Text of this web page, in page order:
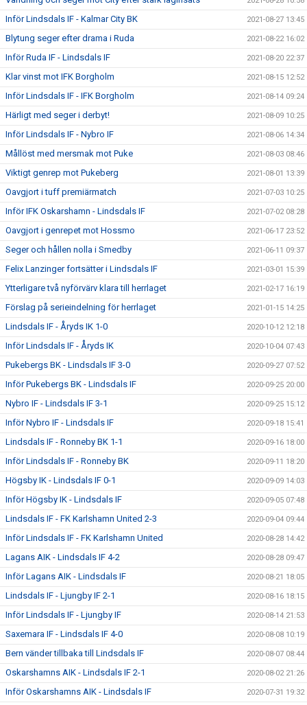
Inför Lindsdals IF - Kalmar City BK 2021-08-27 13:45
Blytung seger efter drama i Ruda 2021-08-22 16:02
Inför Ruda IF - Lindsdals IF 2021-08-20 22:37
Klar vinst mot IFK Borgholm 2021-08-15 12:52
Inför Lindsdals IF - IFK Borgholm 2021-08-14 09:24
Härligt med seger i derbyt! 2021-08-09 10:25
Inför Lindsdals IF - Nybro IF 2021-08-06 14:34
Mållöst med mersmak mot Puke 2021-08-03 08:46
Viktigt genrep mot Pukeberg 2021-08-01 13:39
Oavgjort i tuff premiärmatch 2021-07-03 10:25
Inför IFK Oskarshamn - Lindsdals IF 2021-07-02 08:28
Oavgjort i genrepet mot Hossmo 2021-06-17 23:52
Seger och hållen nolla i Smedby 2021-06-11 09:37
Felix Lanzinger fortsätter i Lindsdals IF 2021-03-01 15:39
Ytterligare två nyförvärv klara till herrlaget 2021-02-17 16:19
Förslag på serieindelning för herrlaget 2021-01-15 14:25
Lindsdals IF - Åryds IK 1-0 2020-10-12 12:18
Inför Lindsdals IF - Åryds IK 2020-10-04 07:43
Pukebergs BK - Lindsdals IF 3-0 2020-09-27 07:52
Inför Pukebergs BK - Lindsdals IF 2020-09-25 20:00
Nybro IF - Lindsdals IF 3-1 2020-09-25 15:12
Inför Nybro IF - Lindsdals IF 2020-09-18 15:41
Lindsdals IF - Ronneby BK 1-1 2020-09-16 18:00
Inför Lindsdals IF - Ronneby BK 2020-09-11 18:20
Högsby IK - Lindsdals IF 0-1 2020-09-09 14:03
Inför Högsby IK - Lindsdals IF 2020-09-05 07:48
Lindsdals IF - FK Karlshamn United 2-3 2020-09-04 09:44
Inför Lindsdals IF - FK Karlshamn United 2020-08-28 14:42
Lagans AIK - Lindsdals IF 4-2 2020-08-28 09:47
Inför Lagans AIK - Lindsdals IF 2020-08-21 18:05
Lindsdals IF - Ljungby IF 2-1 2020-08-16 18:15
Inför Lindsdals IF - Ljungby IF 2020-08-14 21:53
Saxemara IF - Lindsdals IF 4-0 2020-08-08 10:19
Bern vänder tillbaka till Lindsdals IF 2020-08-07 08:44
Oskarshamns AIK - Lindsdals IF 2-1 2020-08-02 21:26
Inför Oskarshamns AIK - Lindsdals IF 2020-07-31 19:32